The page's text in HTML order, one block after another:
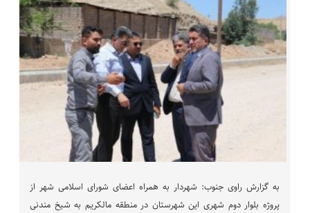
به گزارش راوی جنوب: شهردار به همراه اعضای شورای اسلامی شهر از
پروژه بلوار دوم شهری این شهرستان در منطقه مالکریم به شیخ مندنی